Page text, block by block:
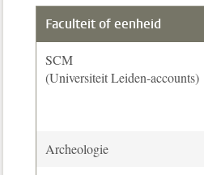
Faculteit of eenheid
SCM
(Universiteit Leiden-accounts)
Archeologie